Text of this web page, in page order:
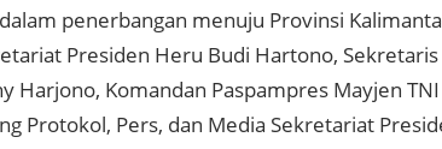
penerbangan menuju Provinsi
Presiden Heru Budi Hartono,
Harjono, Komandan Paspampres Mayjen
Protokol, Pers, dan Media Sekretariat